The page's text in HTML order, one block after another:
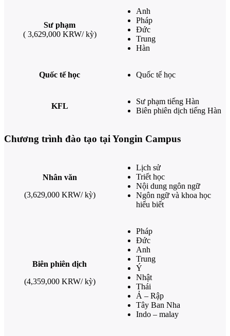
Sư phạm
( 3,629,000 KRW/ kỳ)
Anh
Pháp
Đức
Trung
Hàn
Quốc tế học Quốc tế học
KFL
Sư phạm tiếng Hàn
Biên phiên dịch tiếng Hàn
Chương trình đào tạo tại Yongin Campus
Nhân văn
(3,629,000 KRW/ kỳ)
Lịch sử
Triết học
Nội dung ngôn ngữ
Ngôn ngữ và khoa học
hiểu biết
Biên phiên dịch
(4,359,000 KRW/ kỳ)
Pháp
Đức
Anh
Trung
Ý
Nhật
Thái
Ả – Rập
Tây Ban Nha
Indo – malay